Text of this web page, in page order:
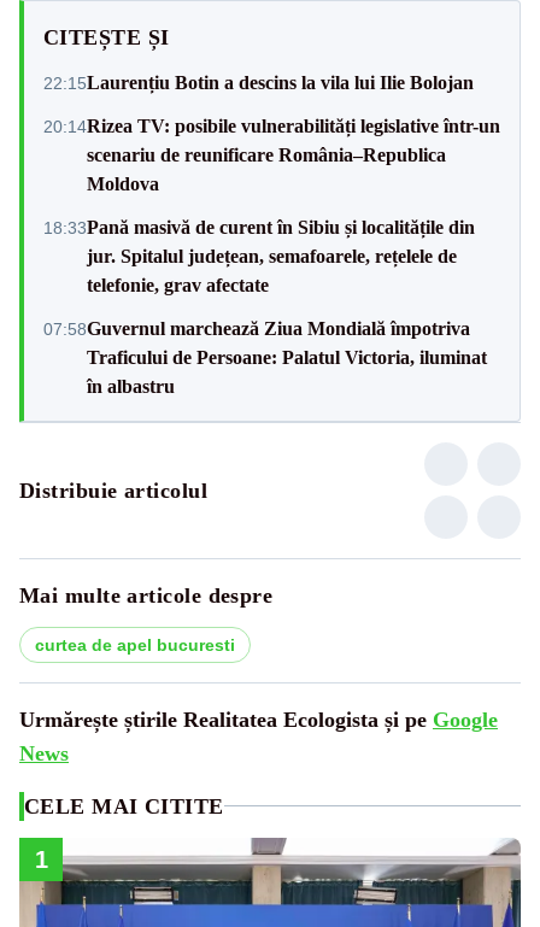
CITEȘTE ȘI
22:15Laurențiu Botin a descins la vila lui Ilie Bolojan
20:14Rizea TV: posibile vulnerabilități legislative într-un
scenariu de reunificare România–Republica
Moldova
18:33Pană masivă de curent în Sibiu și localitățile din
jur. Spitalul județean, semafoarele, rețelele de
telefonie, grav afectate
07:58Guvernul marchează Ziua Mondială împotriva
Traficului de Persoane: Palatul Victoria, iluminat
în albastru
Distribuie articolul
Mai multe articole despre
curtea de apel bucuresti
Urmărește știrile Realitatea Ecologista și pe Google
News
CELE MAI CITITE
1